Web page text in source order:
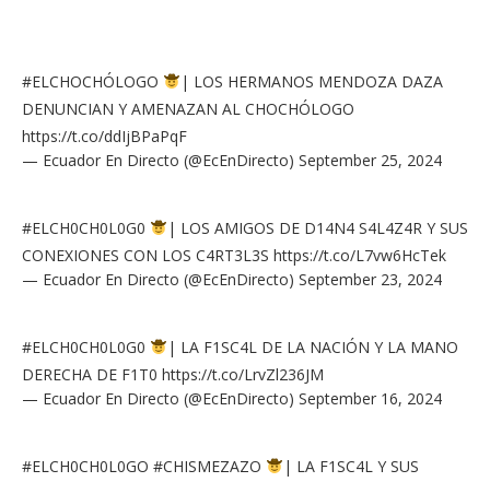
#ELCHOCHÓLOGO
| LOS HERMANOS MENDOZA DAZA
DENUNCIAN Y AMENAZAN AL CHOCHÓLOGO
https://t.co/ddIjBPaPqF
— Ecuador En Directo (@EcEnDirecto) September 25, 2024
#ELCH0CH0L0G0
| LOS AMIGOS DE D14N4 S4L4Z4R Y SUS
CONEXIONES CON LOS C4RT3L3S https://t.co/L7vw6HcTek
— Ecuador En Directo (@EcEnDirecto) September 23, 2024
#ELCH0CH0L0G0
| LA F1SC4L DE LA NACIÓN Y LA MANO
DERECHA DE F1T0 https://t.co/LrvZl236JM
— Ecuador En Directo (@EcEnDirecto) September 16, 2024
#ELCH0CH0L0GO #CHISMEZAZO
| LA F1SC4L Y SUS